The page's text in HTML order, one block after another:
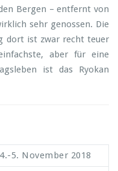
Bergen – entfernt von
sehr genossen. Die
dort ist zwar recht teuer
aber für eine
ist das Ryokan
4.-5. November 2018